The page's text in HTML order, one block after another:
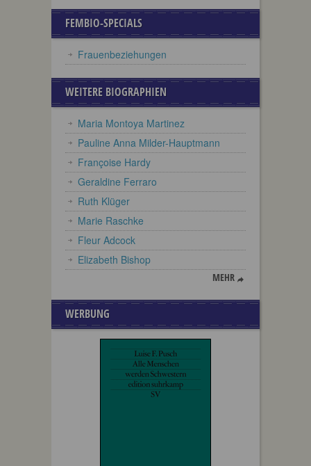
FEMBIO-SPECIALS
Frauenbeziehungen
WEITERE BIOGRAPHIEN
Maria Montoya Martinez
Pauline Anna Milder-Hauptmann
Françoise Hardy
Geraldine Ferraro
Ruth Klüger
Marie Raschke
Fleur Adcock
Elizabeth Bishop
MEHR
WERBUNG